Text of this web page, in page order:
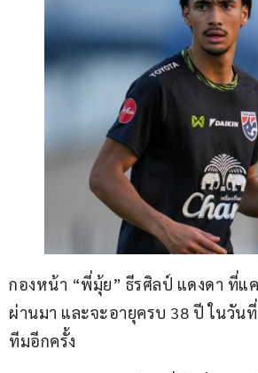
กองหน้า “พี่มุ้ย” ธีรศิลป์ แดงดา ที่แ
ผ่านมา และจะอายุครบ 38 ปี ในวัน
ทีมอีกครั้ง